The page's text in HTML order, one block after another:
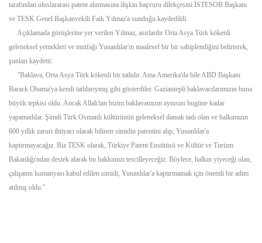
tarafından uluslararası patent alınmasına ilişkin başvuru dilekçesini İSTESOB Başkanı
ve TESK Genel Başkanvekili Faik Yılmaz'a sunduğu kaydedildi.
Açıklamada görüşlerine yer verilen Yılmaz, asırlardır Orta Asya Türk kökenli
geleneksel yemekleri ve mutfağı Yunanlılar'ın maalesef bir bir sahiplendiğini belirterek,
şunları kaydetti:
''Baklava, Orta Asya Türk kökenli bir tatlıdır. Ama Amerika'da bile ABD Başkanı
Barack Obama'ya kendi tatlılarıymış gibi gösterdiler. Gaziantepli baklavacılarımızın buna
büyük tepkisi oldu. Ancak Allah'tan bizim baklavamızın aynısını bugüne kadar
yapamadılar. Şimdi Türk Osmanlı kültürünün geleneksel damak tadı olan ve halkımızın
600 yıllık zaruri ihtiyacı olarak bilinen simidin patentini alıp, Yunanlılar'a
kaptırmayacağız. Biz TESK olarak, Türkiye Patent Enstitüsü ve Kültür ve Turizm
Bakanlığı'ndan destek alarak bu hakkımızı tescilleyeceğiz. Böylece, halkın yiyeceği olan,
çalışanın kumanyası kabul edilen simidi, Yunanlılar'a kaptırmamak için önemli bir adım
atılmış oldu.''